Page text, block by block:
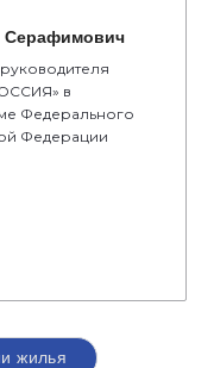
Серафимович
в
Федерального
Федерации
жилья